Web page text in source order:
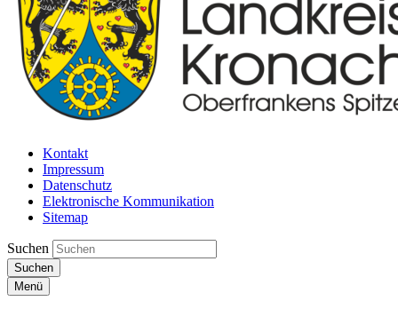
Kontakt
Impressum
Datenschutz
Elektronische Kommunikation
Sitemap
Suchen
Suchen
Menü